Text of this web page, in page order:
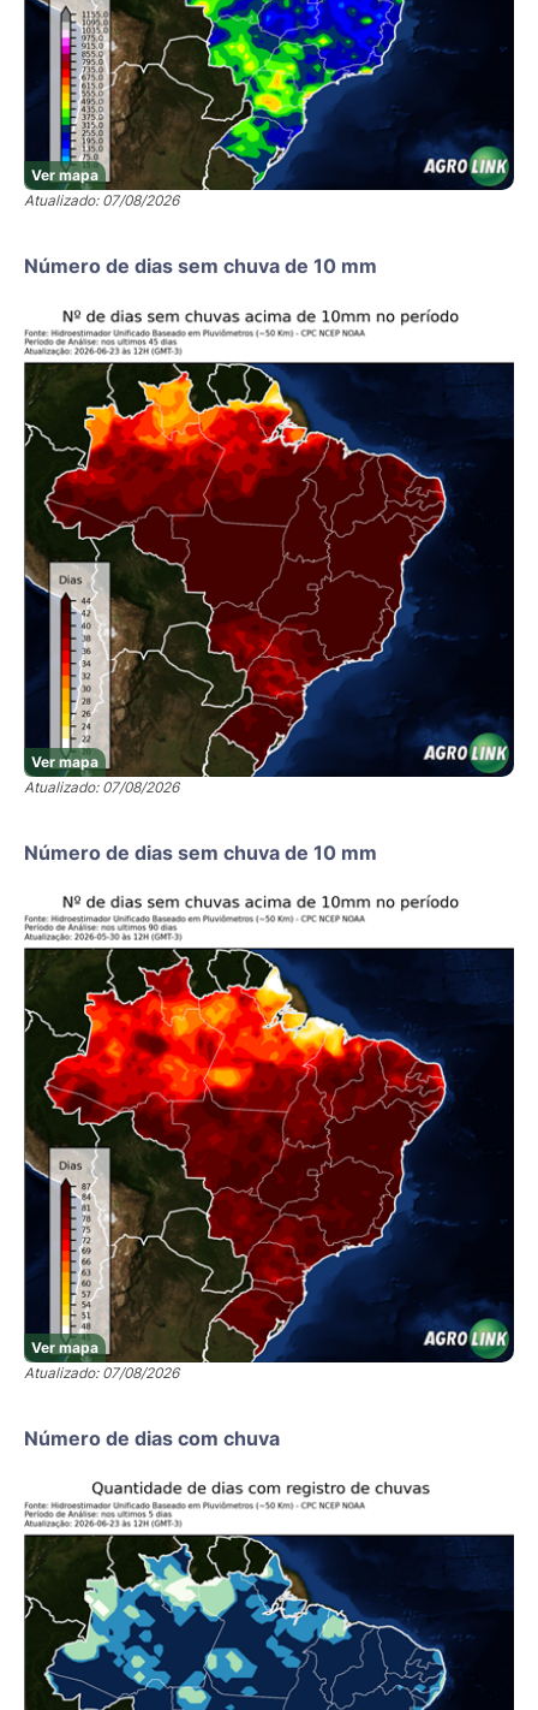
Ver mapa
Atualizado: 07/08/2026
Número de dias sem chuva de 10 mm
Ver mapa
Atualizado: 07/08/2026
Número de dias sem chuva de 10 mm
Ver mapa
Atualizado: 07/08/2026
Número de dias com chuva